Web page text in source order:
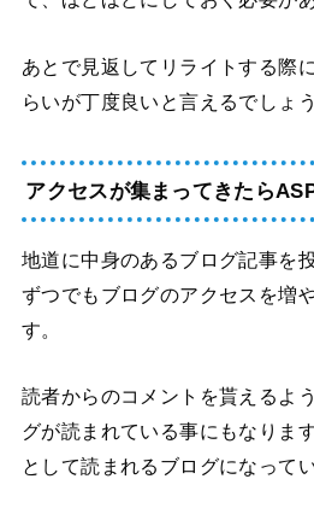
あとで見返してリライトする際
らいが丁度良いと言えるでしょう
アクセスが集まってきたら
地道に中身のあるブログ記事を
ずつでもブログのアクセスを増
す。
読者からのコメントを貰えるよ
グが読まれている事にもなりま
として読まれるブログになって